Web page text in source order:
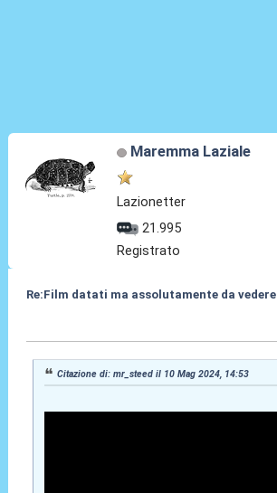
Maremma Laziale
Lazionetter
21.995
Registrato
Re:Film datati ma assolutamente da vedere
Citazione di: mr_steed il 10 Mag 2024, 14:53